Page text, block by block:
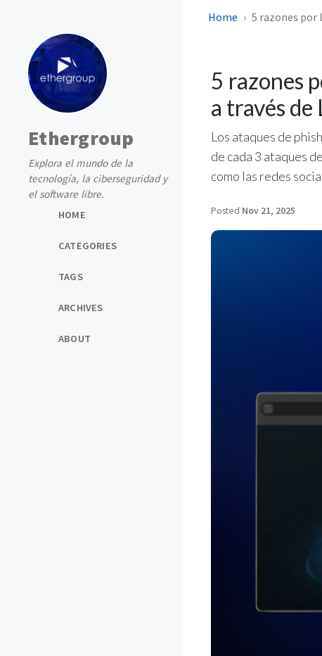
Ethergroup
Explora el mundo de la
tecnología, la ciberseguridad y
el software libre.
HOME
CATEGORIES
TAGS
ARCHIVES
ABOUT
Home 5 razones por
5 razones
a través de
Los ataques de
de cada 3 ataques
como las redes
Posted Nov 21, 2025